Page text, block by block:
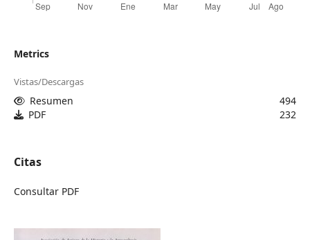
Metrics
Vistas/Descargas
Resumen
494
PDF
232
Citas
Consultar PDF